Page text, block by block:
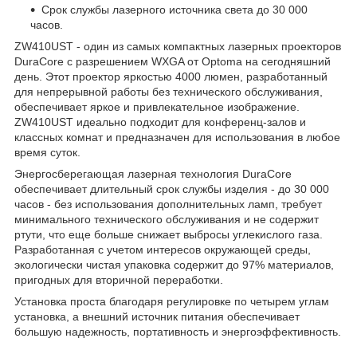
Срок службы лазерного источника света до 30 000
часов.
ZW410UST - один из самых компактных лазерных проекторов
DuraCore с разрешением WXGA от Optoma на сегодняшний
день. Этот проектор яркостью 4000 люмен, разработанный
для непрерывной работы без технического обслуживания,
обеспечивает яркое и привлекательное изображение.
ZW410UST идеально подходит для конференц-залов и
классных комнат и предназначен для использования в любое
время суток.
Энергосберегающая лазерная технология DuraCore
обеспечивает длительный срок службы изделия - до 30 000
часов - без использования дополнительных ламп, требует
минимального технического обслуживания и не содержит
ртути, что еще больше снижает выбросы углекислого газа.
Разработанная с учетом интересов окружающей среды,
экологически чистая упаковка содержит до 97% материалов,
пригодных для вторичной переработки.
Установка проста благодаря регулировке по четырем углам
установка, а внешний источник питания обеспечивает
большую надежность, портативность и энергоэффективность.